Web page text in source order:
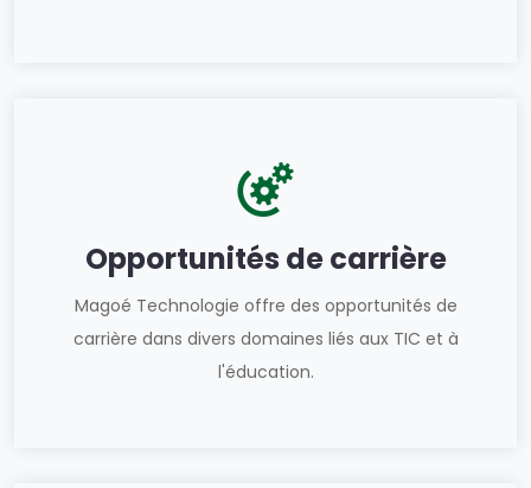
Opportunités de carrière
Magoé Technologie offre des opportunités de
carrière dans divers domaines liés aux TIC et à
l'éducation.